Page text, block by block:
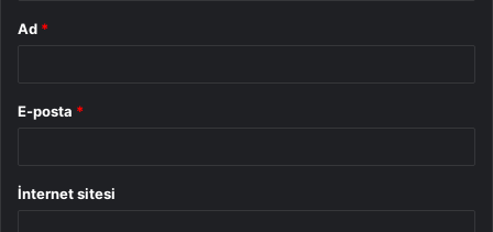
Ad *
E-posta *
İnternet sitesi